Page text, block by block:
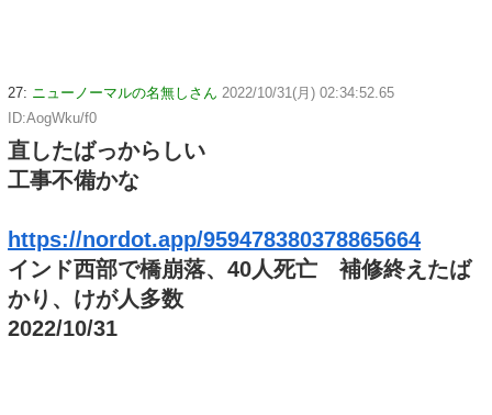
27: ニューノーマルの名無しさん 2022/10/31(月) 02:34:52.65
ID:AogWku/f0
直したばっからしい
工事不備かな
https://nordot.app/959478380378865664
インド西部で橋崩落、40人死亡 補修終えたば
かり、けが人多数
2022/10/31